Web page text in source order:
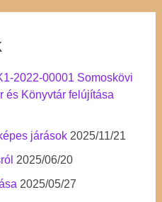
2022-00001 Somoskövi
és Könyvtár felújítása
járások 2025/11/21
2025/06/20
2025/05/27